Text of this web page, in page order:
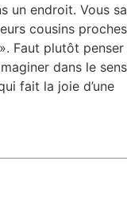
un endroit. Vous
cousins proches
Faut plutôt penser
dans le
fait la joie d’une